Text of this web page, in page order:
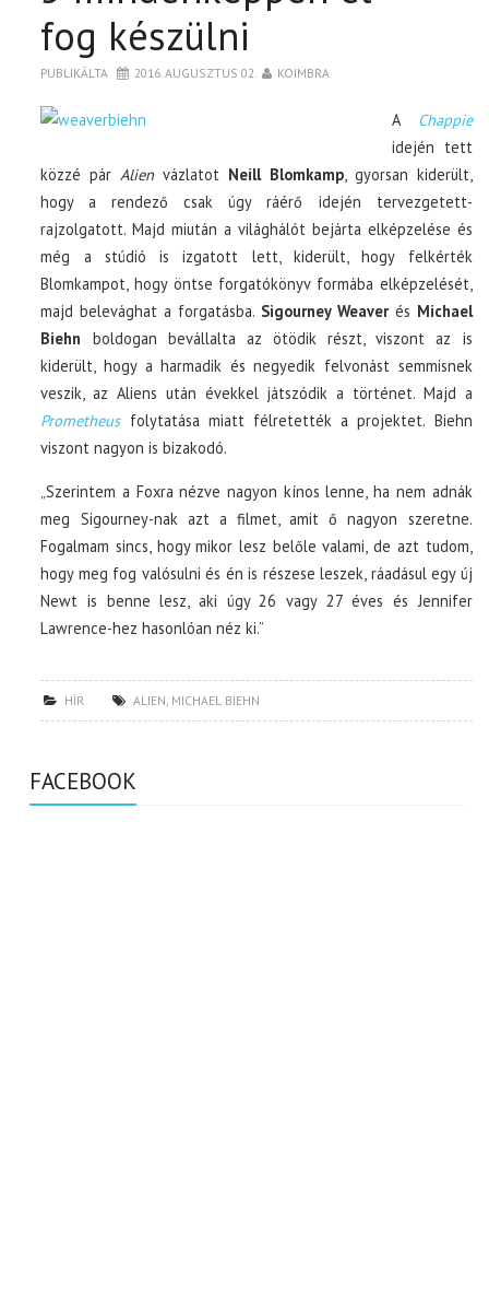
fog készülni
PUBLIKÁLTA 2016. AUGUSZTUS 02. KOIMBRA
A Chappie
idején tett
közzé párAlienvázlatot Neill Blomkamp, gyorsan kiderült,
hogy a rendező csak úgy ráérő idején tervezgetett-
rajzolgatott. Majd miután a világhálót bejárta elképzelése és
még a stúdió is izgatott lett, kiderült, hogy felkérték
Blomkampot, hogy öntse forgatókönyv formába elképzelését,
majd belevághat a forgatásba. Sigourney Weaverés Michael
Biehn boldogan bevállalta az ötödik részt, viszont az is
kiderült, hogy a harmadik és negyedik felvonást semmisnek
veszik, az Aliens után évekkel játszódik a történet. Majd a
Prometheusfolytatása miatt félretették a projektet. Biehn
viszont nagyon is bizakodó.
„Szerintem a Foxra nézve nagyon kínos lenne, ha nem adnák
meg Sigourney-nak azt a filmet, amit ő nagyon szeretne.
Fogalmam sincs, hogy mikor lesz belőle valami, de azt tudom,
hogy meg fog valósulni és én is részese leszek, ráadásul egy új
Newt is benne lesz, aki úgy 26 vagy 27 éves és Jennifer
Lawrence-hez hasonlóan néz ki.”
HÍR ALIEN, MICHAEL BIEHN
FACEBOOK